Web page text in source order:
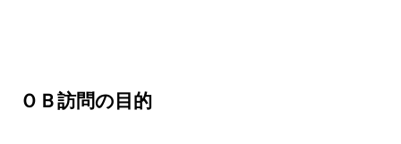
ＯＢ訪問の目的